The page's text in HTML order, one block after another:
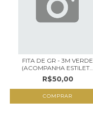
FITA DE GR - 3M VERDE
(ACOMPANHA ESTILET...
R$50,00